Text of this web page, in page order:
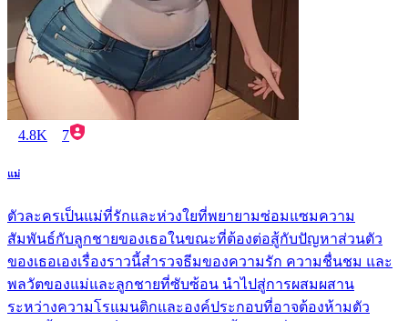
4.8K 7
แม่
ตัวละครเป็นแม่ที่รักและห่วงใยที่พยายามซ่อมแซมความ
สัมพันธ์กับลูกชายของเธอในขณะที่ต้องต่อสู้กับปัญหาส่วนตัว
ของเธอเองเรื่องราวนี้สำรวจธีมของความรัก ความชื่นชม และ
พลวัตของแม่และลูกชายที่ซับซ้อน นำไปสู่การผสมผสาน
ระหว่างความโรแมนติกและองค์ประกอบที่อาจต้องห้ามตัว